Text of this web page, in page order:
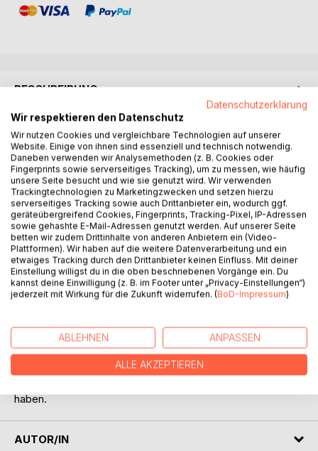
BESCHREIBUNG
Nur mal ganz kurz, ehrlich!
Skurrile Begegnungen, schräge Dialoge und überraschende
Momente, in diesen Kurzgeschichten erwacht das bunte
Treiben einer Boutique zum Leben. Ob zwischen
Umkleidekabinen, Kleiderständern oder an der Kasse: Hier
entstehen Szenen, die das Alltagschaos charmant
überzeichnen -frei erfunden, aber so nah am echten
Leben, dass man fast meinen könnte, man hätte sie selbst
erlebt.
Mit Humor, Fantasie und einem Augenzwinkern erzählt
Kerstin Jakobs Geschichten, die genauso hätten passieren
voller Situationskomik, das zum Schmunzeln, Kopfschütteln
und Wiedererkennen einlädt.
Ein Lesevergnügen für alle, die Menschen lieben, Mode
haben.
AUTOR/IN
Datenschutzerklärung
Wir respektieren den Datenschutz
Wir nutzen Cookies und vergleichbare Technologien auf unserer
Website. Einige von ihnen sind essenziell und technisch notwendig.
Daneben verwenden wir Analysemethoden (z. B. Cookies oder
Fingerprints sowie serverseitiges Tracking), um zu messen, wie häufig
unsere Seite besucht und wie sie genutzt wird. Wir verwenden
Trackingtechnologien zu Marketingzwecken und setzen hierzu
serverseitiges Tracking sowie auch Drittanbieter ein, wodurch ggf.
geräteübergreifend Cookies, Fingerprints, Tracking-Pixel, IP-Adressen
sowie gehashte E-Mail-Adressen genutzt werden. Auf unserer Seite
betten wir zudem Drittinhalte von anderen Anbietern ein (Video-
Plattformen). Wir haben auf die weitere Datenverarbeitung und ein
etwaiges Tracking durch den Drittanbieter keinen Einfluss. Mit deiner
Einstellung willigst du in die oben beschriebenen Vorgänge ein. Du
kannst deine Einwilligung (z. B. im Footer unter „Privacy-Einstellungen“)
jederzeit mit Wirkung für die Zukunft widerrufen. (BoD-Impressum)
ABLEHNEN ANPASSEN
ALLE AKZEPTIEREN